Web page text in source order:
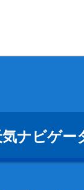
ナビゲー